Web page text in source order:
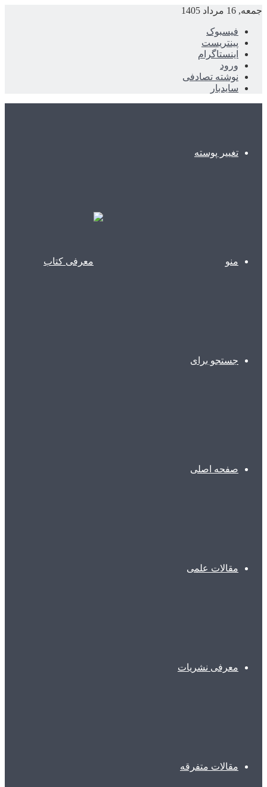
جمعه, 16 مرداد 1405
فیسبوک
پینتریست
اینستاگرام
ورود
نوشته تصادفی
سایدبار
تغییر پوسته
منو
جستجو برای
صفحه اصلی
مقالات علمی
معرفی نشریات
مقالات متفرقه